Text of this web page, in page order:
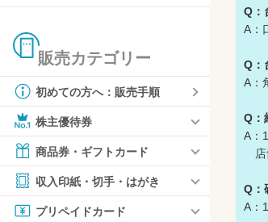
販売カテゴリー
初めての方へ：販売手順
株主優待券
商品券・ギフトカード
収入印紙・切手・はがき
プリペイドカード
Q：
A：
Q：
A：
Q：
A：
店
Q：
A：